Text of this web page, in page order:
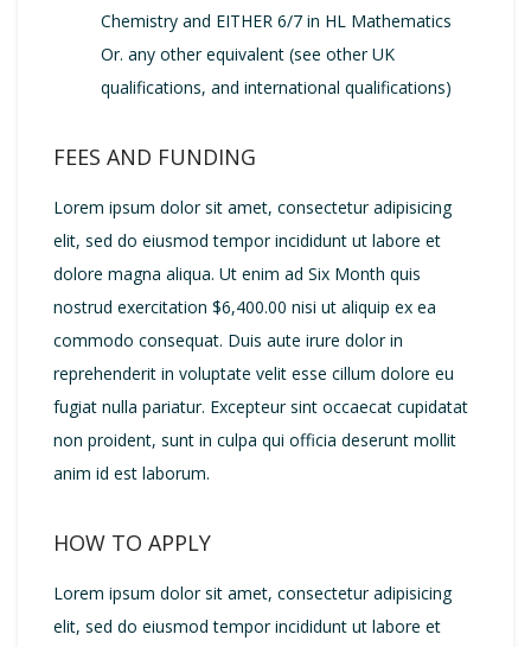
Chemistry and EITHER 6/7 in HL Mathematics
Or. any other equivalent (see other UK
qualifications, and international qualifications)
FEES AND FUNDING
Lorem ipsum dolor sit amet, consectetur adipisicing
elit, sed do eiusmod tempor incididunt ut labore et
dolore magna aliqua. Ut enim ad Six Month quis
nostrud exercitation $6,400.00 nisi ut aliquip ex ea
commodo consequat. Duis aute irure dolor in
reprehenderit in voluptate velit esse cillum dolore eu
fugiat nulla pariatur. Excepteur sint occaecat cupidatat
non proident, sunt in culpa qui officia deserunt mollit
anim id est laborum.
HOW TO APPLY
Lorem ipsum dolor sit amet, consectetur adipisicing
elit, sed do eiusmod tempor incididunt ut labore et